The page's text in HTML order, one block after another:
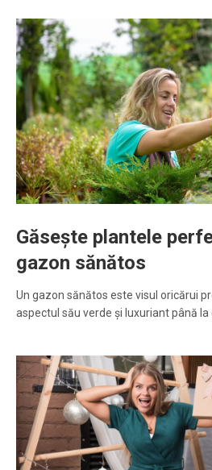
Găsește plantele
gazon sănătos
Un gazon sănătos este visul oricărui
aspectul său verde și luxuriant până la